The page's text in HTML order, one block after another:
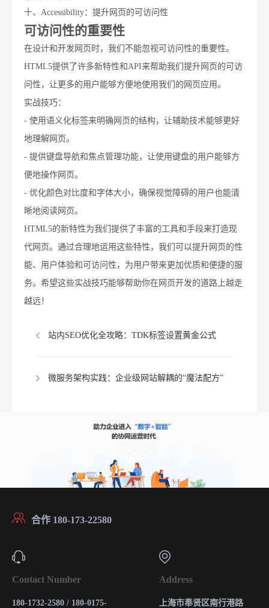
十、Accessibility：提升网页的可访问性
可访问性的重要性
在设计和开发网页时，我们不能忽视可访问性的重要性。
HTML5提供了许多新特性和API来帮助我们提升网页的可访
问性，让更多的用户能够方便地使用我们的网页应用。
实战技巧：
- 使用语义化标签来明确网页的结构，让辅助技术能够更好
地理解网页。
- 提供键盘导航和焦点管理功能，让使用键盘的用户能够方
便地操作网页。
- 优化颜色对比度和字体大小，确保视觉障碍的用户也能清
晰地阅读网页。
HTML5的新特性为我们提供了丰富的工具和手段来打造现
代网页。通过合理地运用这些特性，我们可以提升网页的性
能、用户体验和可访问性，为用户带来更加优质和便捷的服
务。希望这些实战技巧能够帮助你在网页开发的道路上越走
越远！
站内SEO优化全攻略：TDK标签设置黄金公式
微服务架构实践：企业级网站解耦的“魔法配方”
合作 180-173-22580
Contact Number
180-1732-2580 / 180-0175-
Address
上海市奉贤区南行港路